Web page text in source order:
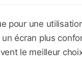
pour une
un écran plus
le meilleur